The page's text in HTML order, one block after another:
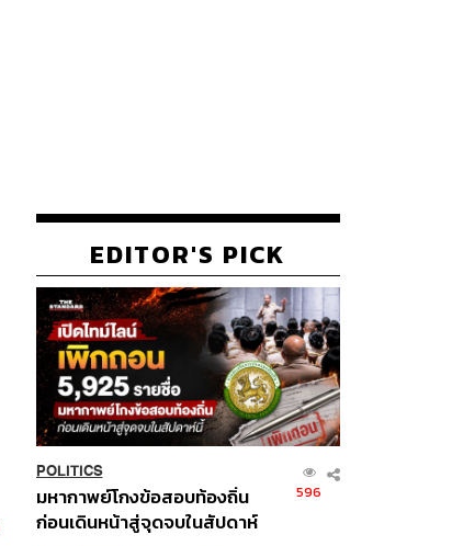
EDITOR'S PICK
POLITICS
มหากาพย์โกงข้อสอบท้องถิ่น
ก่อนเดินหน้าสู่จุดจบในสัปดาห์
596